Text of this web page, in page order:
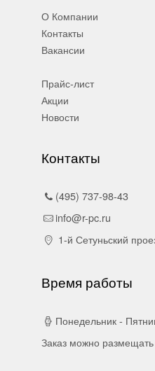
О Компании
Контакты
Вакансии
Прайс-лист
Акции
Новости
Контакты
(495) 737-98-43
info@r-pc.ru
1-й Сетуньский
Время работы
Понедельник -
Заказ можно размещать